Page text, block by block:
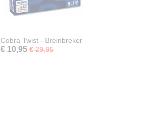
Cobra Twist - Breinbreker
€ 10,95 € 29,95